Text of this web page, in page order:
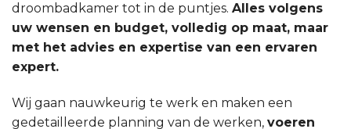
droombadkamer tot in de puntjes. Alles volgens
uw wensen en budget, volledig op maat, maar
met het advies en expertise van een ervaren
expert.
Wij gaan nauwkeurig te werk en maken een
gedetailleerde planning van de werken, voeren